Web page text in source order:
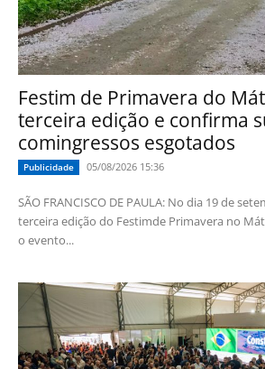
Festim de Primavera do
terceira edição e confirma
comingressos esgotados
Publicidade 05/08/2026 15:36
SÃO FRANCISCO DE PAULA: No dia 19 de
terceira edição do Festimde Primavera no
o evento...